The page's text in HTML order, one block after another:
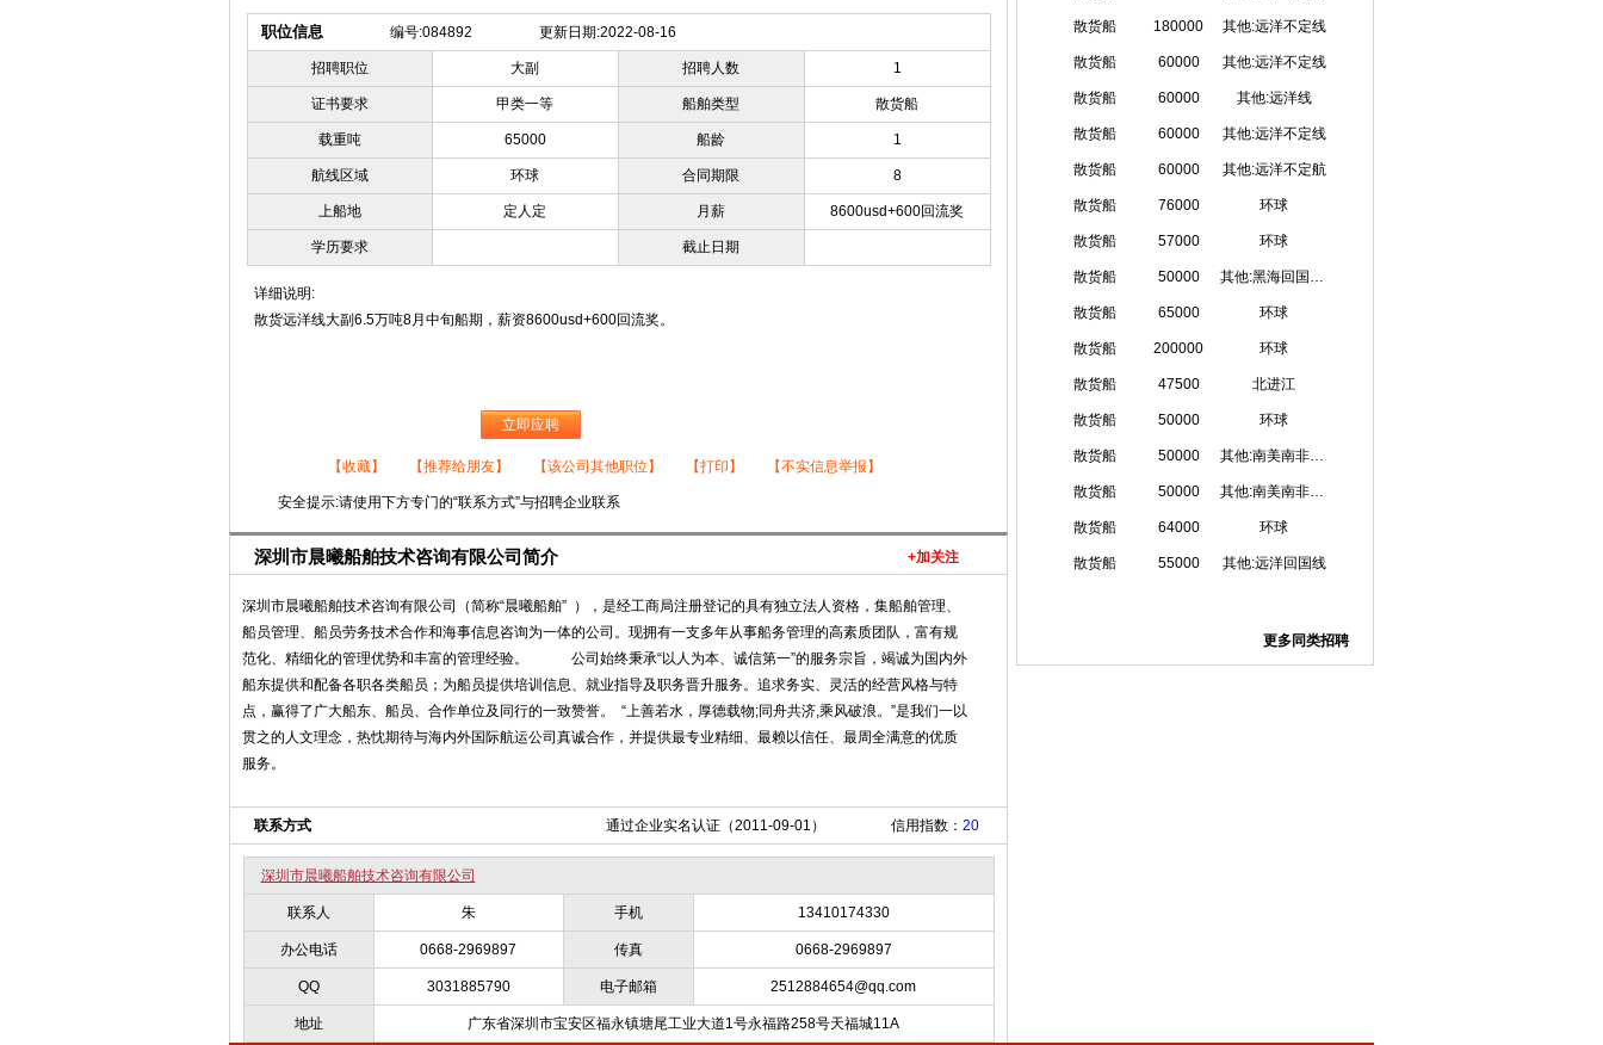
职位信息 编号:084892 更新日期:2022-08-16
招聘职位 大副 招聘人数 1
证书要求 甲类一等 船舶类型 散货船
载重吨 65000 船龄 1
航线区域 环球 合同期限 8
上船地 定人定 月薪 8600usd+600回流奖
学历要求 截止日期
详细说明:
散货远洋线大副6.5万吨8月中旬船期，薪资8600usd+600回流奖。
立即应聘
【收藏】 【推荐给朋友】 【该公司其他职位】 【打印】 【不实信息举报】
安全提示:请使用下方专门的“联系方式”与招聘企业联系
深圳市晨曦船舶技术咨询有限公司简介 +加关注
深圳市晨曦船舶技术咨询有限公司（简称“晨曦船舶” ），是经工商局注册登记的具有独立法人资格，集船舶管理、
船员管理、船员劳务技术合作和海事信息咨询为一体的公司。现拥有一支多年从事船务管理的高素质团队，富有规
范化、精细化的管理优势和丰富的管理经验。 公司始终秉承“以人为本、诚信第一”的服务宗旨，竭诚为国内外
船东提供和配备各职各类船员；为船员提供培训信息、就业指导及职务晋升服务。追求务实、灵活的经营风格与特
点，赢得了广大船东、船员、合作单位及同行的一致赞誉。 “上善若水，厚德载物;同舟共济,乘风破浪。”是我们一以
贯之的人文理念，热忱期待与海内外国际航运公司真诚合作，并提供最专业精细、最赖以信任、最周全满意的优质
服务。
联系方式 通过企业实名认证（2011-09-01） 信用指数： 20
深圳市晨曦船舶技术咨询有限公司
联系人 朱 手机 13410174330
办公电话 0668-2969897 传真 0668-2969897
QQ 3031885790 电子邮箱 2512884654@qq.com
地址 广东省深圳市宝安区福永镇塘尾工业大道1号永福路258号天福城11A
散货船 180000 其他:远洋不定线
散货船 60000 其他:远洋不定线
散货船 60000 其他:远洋线
散货船 60000 其他:远洋不定线
散货船 60000 其他:远洋不定航
散货船 76000 环球
散货船 57000 环球
散货船 50000 其他:黑海回国，一般是土耳其回国
散货船 65000 环球
散货船 200000 环球
散货船 47500 北进江
散货船 50000 环球
散货船 50000 其他:南美南非越南等定港回国
散货船 50000 其他:南美南非越南等定港回国
散货船 64000 环球
散货船 55000 其他:远洋回国线
更多同类招聘